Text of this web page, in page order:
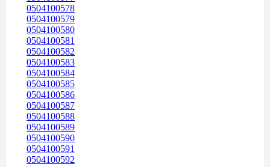
0504100578
0504100579
0504100580
0504100581
0504100582
0504100583
0504100584
0504100585
0504100586
0504100587
0504100588
0504100589
0504100590
0504100591
0504100592